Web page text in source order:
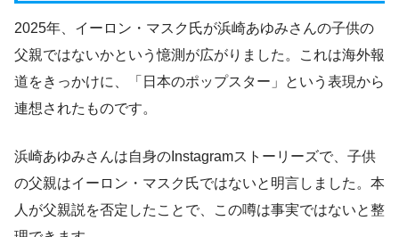
2025年、イーロン・マスク氏が浜崎あゆみさんの子供の
父親ではないかという憶測が広がりました。これは海外報
道をきっかけに、「日本のポップスター」という表現から
連想されたものです。
浜崎あゆみさんは自身のInstagramストーリーズで、子供
の父親はイーロン・マスク氏ではないと明言しました。本
人が父親説を否定したことで、この噂は事実ではないと整